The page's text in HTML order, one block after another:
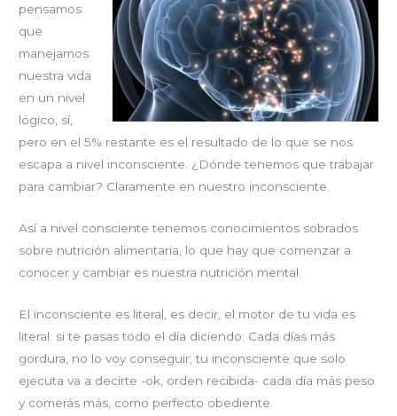
pensamos
que
manejamos
nuestra vida
en un nivel
lógico, sí,
pero en el 5% restante es el resultado de lo que se nos
escapa a nivel inconsciente. ¿Dónde tenemos que trabajar
para cambiar? Claramente en nuestro inconsciente.
Así a nivel consciente tenemos conocimientos sobrados
sobre nutrición alimentaria, lo que hay que comenzar a
conocer y cambiar es nuestra nutrición mental.
El inconsciente es literal, es decir, el motor de tu vida es
literal: si te pasas todo el día diciendo: Cada días más
gordura, no lo voy conseguir; tu inconsciente que solo
ejecuta va a decirte -ok, orden recibida- cada día más peso
y comerás más, como perfecto obediente.